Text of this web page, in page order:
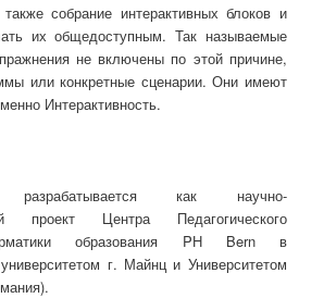
собрание интерактивных блоков и
их общедоступным. Так называемые
не включены по этой причине,
или конкретные сценарии. Они имеют
Интерактивность.
разрабатывается как научно-
проект Центра Педагогического
образования PH Bern в
г. Майнц и Университетом